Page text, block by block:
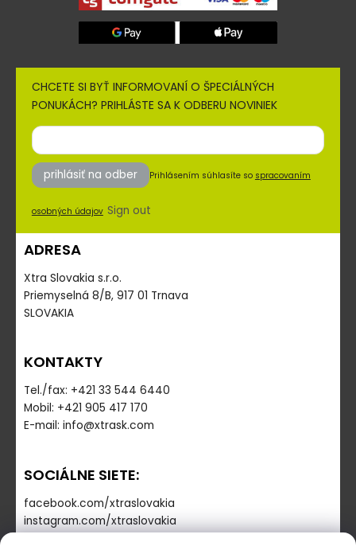
CHCETE SI BYŤ INFORMOVANÍ O ŠPECIÁLNÝCH
PONUKÁCH? PRIHLÁSTE SA K ODBERU NOVINIEK
prihlásiť na odber Prihlásením súhlasíte so spracovaním
osobných údajov Sign out
ADRESA
Xtra Slovakia s.r.o.
Priemyselná 8/B, 917 01 Trnava
SLOVAKIA
KONTAKTY
Tel./fax: +421 33 544 6440
Mobil: +421 905 417 170
E-mail: info@xtrask.com
SOCIÁLNE SIETE:
facebook.com/xtraslovakia
instagram.com/xtraslovakia